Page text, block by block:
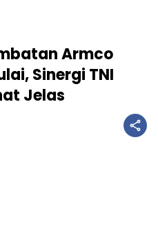
Armco
Sinergi TNI
Jelas